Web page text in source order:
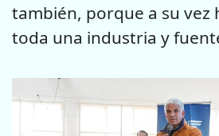
también, porque a su vez
toda una industria y